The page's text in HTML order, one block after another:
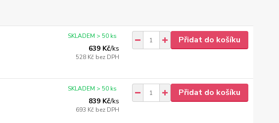
639 Kč/ks
528 Kč bez DPH
SKLADEM > 50 ks Přidat do košíku
839 Kč/ks
693 Kč bez DPH
SKLADEM > 50 ks Přidat do košíku